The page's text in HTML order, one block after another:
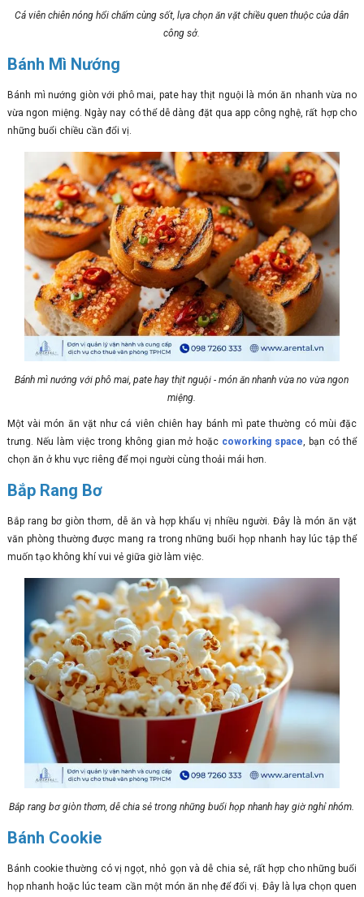
Cá viên chiên nóng hổi chấm cùng sốt, lựa chọn ăn vặt chiều quen thuộc của dân
công sở.
Bánh Mì Nướng
Bánh mì nướng giòn với phô mai, pate hay thịt nguội là món ăn nhanh vừa no
vừa ngon miệng. Ngày nay có thể dễ dàng đặt qua app công nghệ, rất hợp cho
những buổi chiều cần đổi vị.
Bánh mì nướng với phô mai, pate hay thịt nguội - món ăn nhanh vừa no vừa ngon
miệng.
Một vài món ăn vặt như cá viên chiên hay bánh mì pate thường có mùi đặc
trưng. Nếu làm việc trong không gian mở hoặc coworking space, bạn có thể
chọn ăn ở khu vực riêng để mọi người cùng thoải mái hơn.
Bắp Rang Bơ
Bắp rang bơ giòn thơm, dễ ăn và hợp khẩu vị nhiều người. Đây là món ăn vặt
văn phòng thường được mang ra trong những buổi họp nhanh hay lúc tập thể
muốn tạo không khí vui vẻ giữa giờ làm việc.
Bắp rang bơ giòn thơm, dễ chia sẻ trong những buổi họp nhanh hay giờ nghỉ nhóm.
Bánh Cookie
Bánh cookie thường có vị ngọt, nhỏ gọn và dễ chia sẻ, rất hợp cho những buổi
họp nhanh hoặc lúc team cần một món ăn nhẹ để đổi vị. Đây là lựa chọn quen